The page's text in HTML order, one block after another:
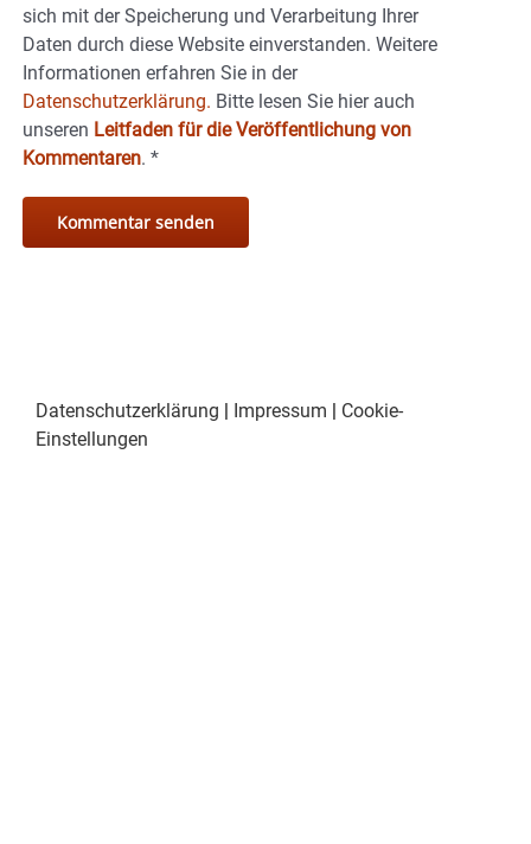
sich mit der Speicherung und Verarbeitung Ihrer
Daten durch diese Website einverstanden. Weitere
Informationen erfahren Sie in der
Datenschutzerklärung. Bitte lesen Sie hier auch
unseren Leitfaden für die Veröffentlichung von
Kommentaren. *
Datenschutzerklärung | Impressum | Cookie-
Einstellungen